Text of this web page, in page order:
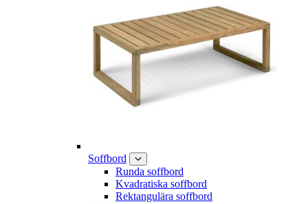
Soffbord
Runda soffbord
Kvadratiska soffbord
Rektangulära soffbord